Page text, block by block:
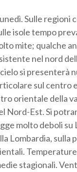
Sulle regioni
isole tempo
mite; qualche
nel nord
si presenterà
sul centro
orientale della
Nord-Est. Si
molto deboli su
Lombardia, sulla
stagionali.